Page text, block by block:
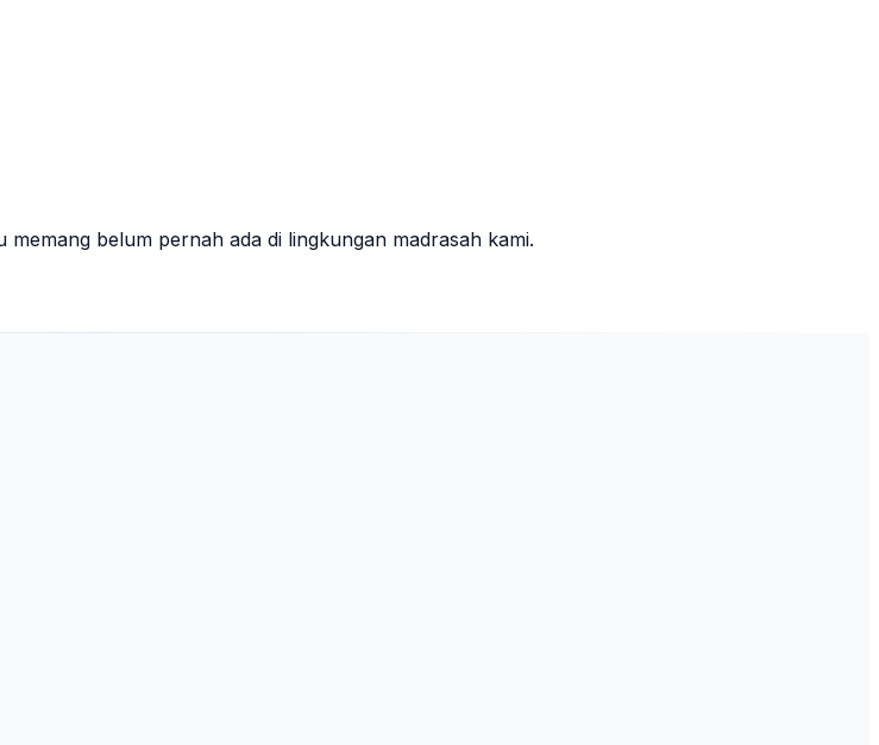
belum pernah ada di lingkungan madrasah kami.